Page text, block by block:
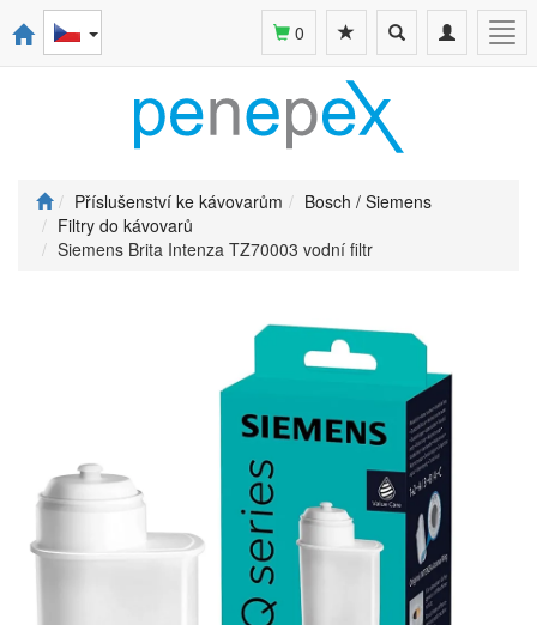
Toggle
navigation
Toggle
search
0
Příslušenství ke kávovarům
Bosch / Siemens
Filtry do kávovarů
Siemens Brita Intenza TZ70003 vodní filtr